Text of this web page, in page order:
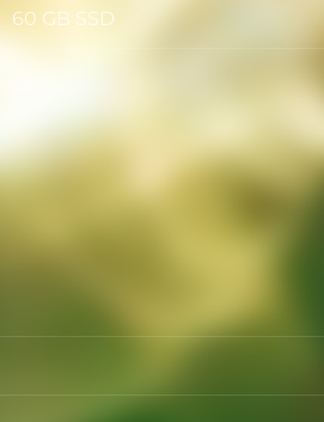
Disque
60 GB SSD